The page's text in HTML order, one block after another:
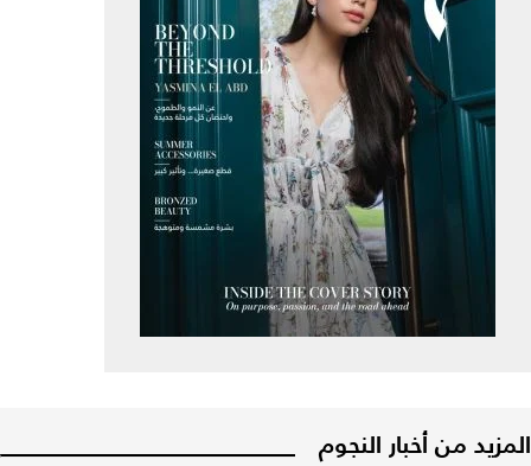
المزيد من أخبار النجوم